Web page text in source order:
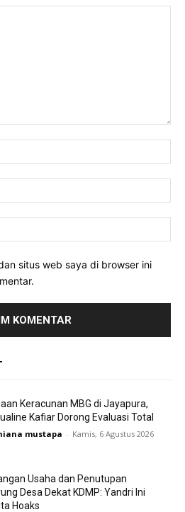
situs web saya di browser ini
Keracunan MBG di Jayapura,
Kafiar Dorong Evaluasi Total
mustapa - Kamis, 6 Agustus 2026
Usaha dan Penutupan
Desa Dekat KDMP: Yandri Ini
Hoaks